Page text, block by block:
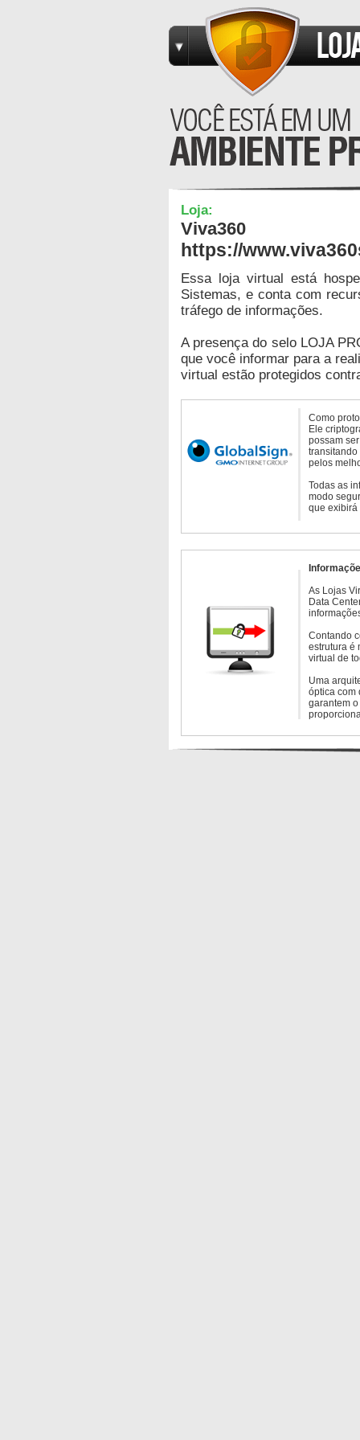
Loja:
Viva360
https://
Essa loja virtual está
Sistemas, e conta com
tráfego de informações.
A presença do selo LOJA
que você informar para a
virtual estão protegidos
Como
Ele
possam
transitando
pelos
Todas as
modo
que exibirá
As Lojas
Data
Contando
estrutura é
virtual de
Uma
óptica com
garantem